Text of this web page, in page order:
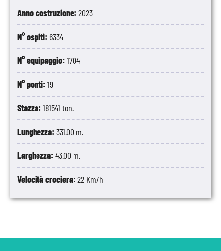
Anno costruzione:2023
N° ospiti: 6334
N° equipaggio:1704
N° ponti:19
Stazza:181541 ton.
Lunghezza:331.00 m.
Larghezza:43.00 m.
Velocità crociera:22 Km/h